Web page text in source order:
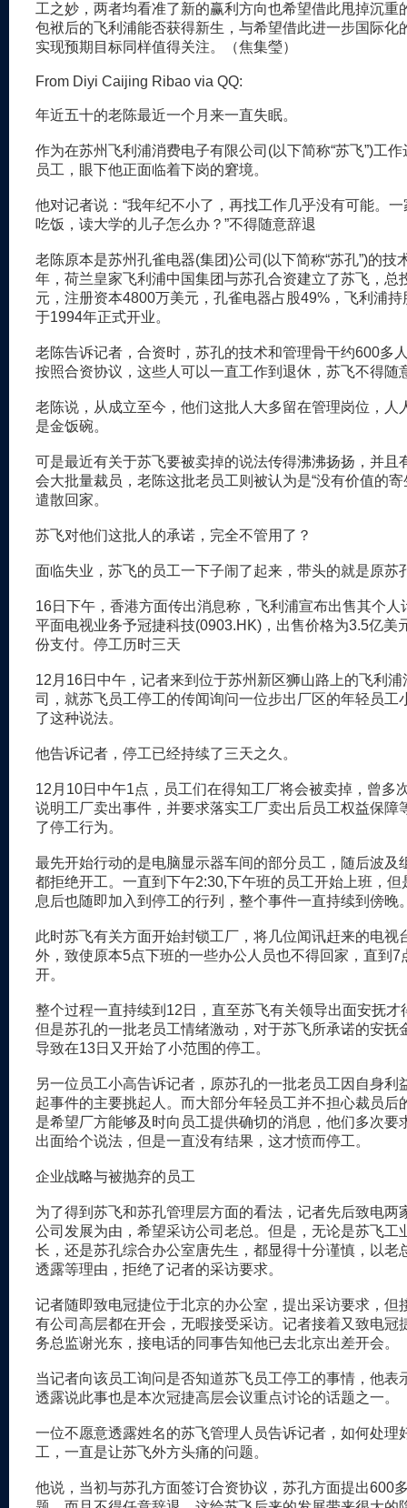
工之妙，两者均看准了新的赢利方向也希望借此甩掉沉重
包袱后的飞利浦能否获得新生，与希望借此进一步国际化
实现预期目标同样值得关注。（焦集瑩）
From Diyi Caijing Ribao via QQ:
年近五十的老陈最近一个月来一直失眠。
作为在苏州飞利浦消费电子有限公司(以下简称“苏飞”)工
员工，眼下他正面临着下岗的窘境。
他对记者说：“我年纪不小了，再找工作几乎没有可能。
吃饭，读大学的儿子怎么办？”不得随意辞退
老陈原本是苏州孔雀电器(集团)公司(以下简称“苏孔”)的技
年，荷兰皇家飞利浦中国集团与苏孔合资建立了苏飞，总
元，注册资本4800万美元，孔雀电器占股49%，飞利浦
于1994年正式开业。
老陈告诉记者，合资时，苏孔的技术和管理骨干约600多
按照合资协议，这些人可以一直工作到退休，苏飞不得随
老陈说，从成立至今，他们这批人大多留在管理岗位，人
是金饭碗。
可是最近有关于苏飞要被卖掉的说法传得沸沸扬扬，并且
会大批量裁员，老陈这批老员工则被认为是“没有价值的寄
遣散回家。
苏飞对他们这批人的承诺，完全不管用了？
面临失业，苏飞的员工一下子闹了起来，带头的就是原苏
16日下午，香港方面传出消息称，飞利浦宣布出售其个人
平面电视业务予冠捷科技(0903.HK)，出售价格为3.5亿美
份支付。停工历时三天
12月16日中午，记者来到位于苏州新区狮山路上的飞利
司，就苏飞员工停工的传闻询问一位步出厂区的年轻员工
了这种说法。
他告诉记者，停工已经持续了三天之久。
12月10日中午1点，员工们在得知工厂将会被卖掉，曾多
说明工厂卖出事件，并要求落实工厂卖出后员工权益保障
了停工行为。
最先开始行动的是电脑显示器车间的部分员工，随后波及
都拒绝开工。一直到下午2:30,下午班的员工开始上班，但
息后也随即加入到停工的行列，整个事件一直持续到傍晚
此时苏飞有关方面开始封锁工厂，将几位闻讯赶来的电视
外，致使原本5点下班的一些办公人员也不得回家，直到7
开。
整个过程一直持续到12日，直至苏飞有关领导出面安抚才
但是苏孔的一批老员工情绪激动，对于苏飞所承诺的安抚
导致在13日又开始了小范围的停工。
另一位员工小高告诉记者，原苏孔的一批老员工因自身利
起事件的主要挑起人。而大部分年轻员工并不担心裁员后
是希望厂方能够及时向员工提供确切的消息，他们多次要
出面给个说法，但是一直没有结果，这才愤而停工。
企业战略与被抛弃的员工
为了得到苏飞和苏孔管理层方面的看法，记者先后致电两
公司发展为由，希望采访公司老总。但是，无论是苏飞工
长，还是苏孔综合办公室唐先生，都显得十分谨慎，以老
透露等理由，拒绝了记者的采访要求。
记者随即致电冠捷位于北京的办公室，提出采访要求，但
有公司高层都在开会，无暇接受采访。记者接着又致电冠
务总监谢光东，接电话的同事告知他已去北京出差开会。
当记者向该员工询问是否知道苏飞员工停工的事情，他表
透露说此事也是本次冠捷高层会议重点讨论的话题之一。
一位不愿意透露姓名的苏飞管理人员告诉记者，如何处理
工，一直是让苏飞外方头痛的问题。
他说，当初与苏孔方面签订合资协议，苏孔方面提出600